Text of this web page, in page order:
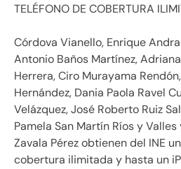
TELÉFONO DE COBERTURA
Córdova Vianello, Enrique
Antonio Baños Martínez,
Herrera, Ciro Murayama
Hernández, Dania Paola Ravel
Velázquez, José Roberto Ruiz
Pamela San Martín Ríos y
Zavala Pérez obtienen del INE
cobertura ilimitada y hasta un